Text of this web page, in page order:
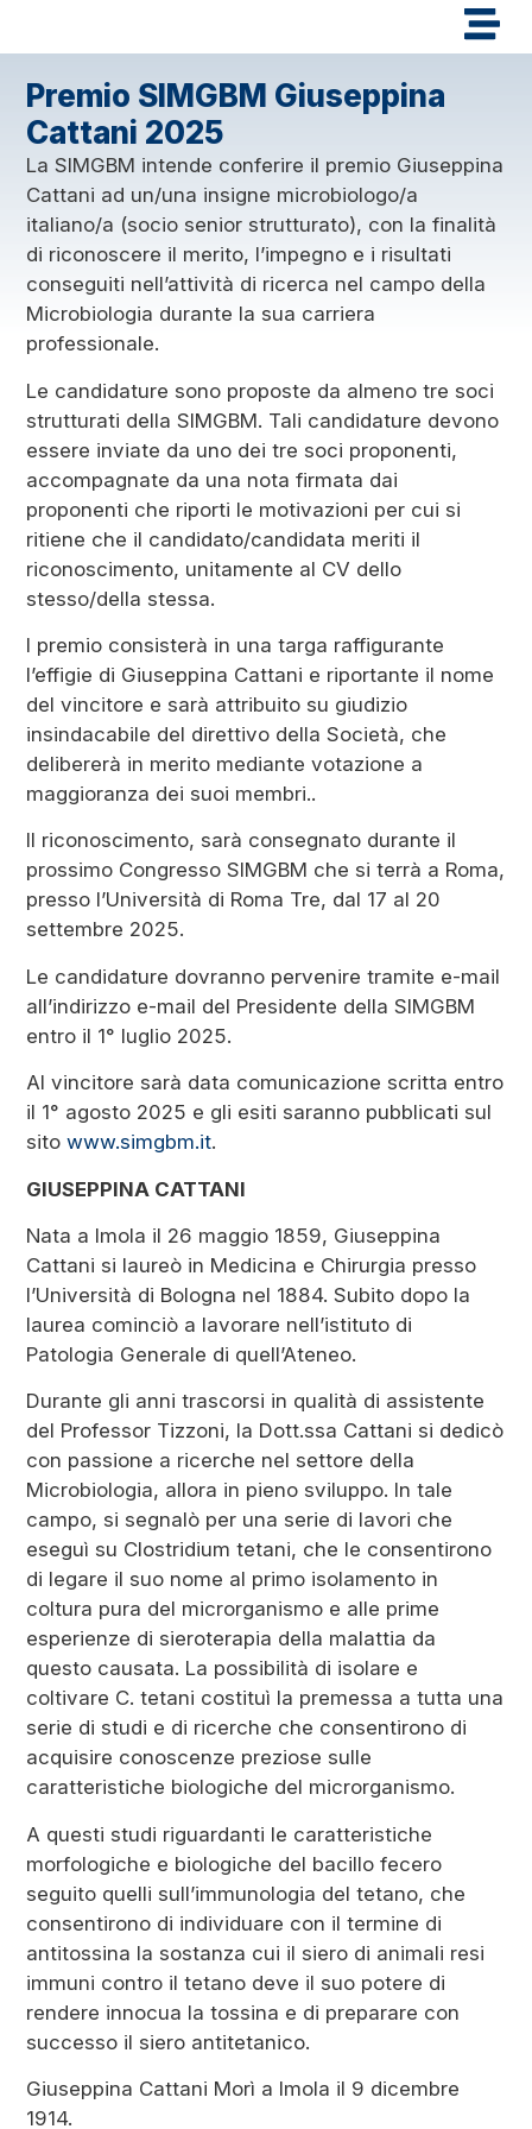
Premio SIMGBM Giuseppina
Cattani 2025
La SIMGBM intende conferire il premio Giuseppina
Cattani ad un/una insigne microbiologo/a
italiano/a (socio senior strutturato), con la finalità
di riconoscere il merito, l’impegno e i risultati
conseguiti nell’attività di ricerca nel campo della
Microbiologia durante la sua carriera
professionale.
Le candidature sono proposte da almeno tre soci
strutturati della SIMGBM. Tali candidature devono
essere inviate da uno dei tre soci proponenti,
accompagnate da una nota firmata dai
proponenti che riporti le motivazioni per cui si
ritiene che il candidato/candidata meriti il
riconoscimento, unitamente al CV dello
stesso/della stessa.
l premio consisterà in una targa raffigurante
l’effigie di Giuseppina Cattani e riportante il nome
del vincitore e sarà attribuito su giudizio
insindacabile del direttivo della Società, che
delibererà in merito mediante votazione a
maggioranza dei suoi membri..
Il riconoscimento, sarà consegnato durante il
prossimo Congresso SIMGBM che si terrà a Roma,
presso l’Università di Roma Tre, dal 17 al 20
settembre 2025.
Le candidature dovranno pervenire tramite e-mail
all’indirizzo e-mail del Presidente della SIMGBM
entro il 1° luglio 2025.
Al vincitore sarà data comunicazione scritta entro
il 1° agosto 2025 e gli esiti saranno pubblicati sul
sitowww.simgbm.it.
GIUSEPPINA CATTANI
Nata a Imola il 26 maggio 1859, Giuseppina
Cattani si laureò in Medicina e Chirurgia presso
l’Università di Bologna nel 1884. Subito dopo la
laurea cominciò a lavorare nell’istituto di
Patologia Generale di quell’Ateneo.
Durante gli anni trascorsi in qualità di assistente
del Professor Tizzoni, la Dott.ssa Cattani si dedicò
con passione a ricerche nel settore della
Microbiologia, allora in pieno sviluppo. In tale
campo, si segnalò per una serie di lavori che
eseguì su Clostridium tetani, che le consentirono
di legare il suo nome al primo isolamento in
coltura pura del microrganismo e alle prime
esperienze di sieroterapia della malattia da
questo causata. La possibilità di isolare e
coltivare C. tetani costituì la premessa a tutta una
serie di studi e di ricerche che consentirono di
acquisire conoscenze preziose sulle
caratteristiche biologiche del microrganismo.
A questi studi riguardanti le caratteristiche
morfologiche e biologiche del bacillo fecero
seguito quelli sull’immunologia del tetano, che
consentirono di individuare con il termine di
antitossina la sostanza cui il siero di animali resi
immuni contro il tetano deve il suo potere di
rendere innocua la tossina e di preparare con
successo il siero antitetanico.
Giuseppina Cattani Morì a Imola il 9 dicembre
1914.